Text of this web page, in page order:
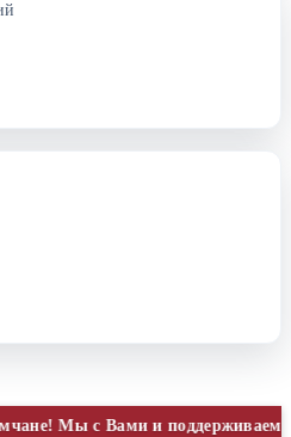
с Вами и поддерживаем Вас!